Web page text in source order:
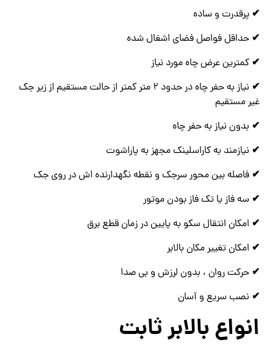
✔ پرقدرت و ساده
✔ حداقل فواصل فضای اشغال شده
✔ کمترین عرض چاه مورد نیاز
✔
نیاز به حفر چاه در حدود 2 متر کمتر از حالت مستقیم از زیر جک
غیر مستقیم
✔ بدون نیاز به حفر چاه
✔ نیازمند به کاراسلینک مجهز به پاراشوت
✔ فاصله بین محور سرجک و نقطه نگهدارنده اش در روی جک
✔ سه فاز یا تک فاز بودن موتور
✔ امکان انتقال سکو به پایین در زمان قطع برق
✔ امکان تغییر مکان بالابر
✔ حرکت روان ، بدون لرزش و بی صدا
✔ نصب سریع و آسان
انواع بالابر ثابت